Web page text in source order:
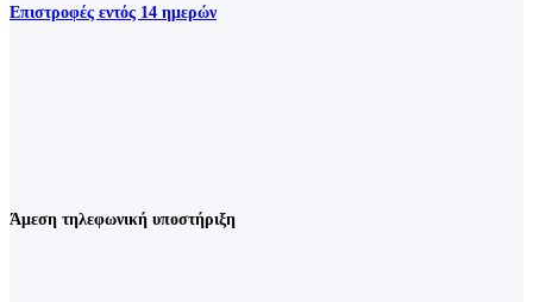
Επιστροφές εντός 14 ημερών
Άμεση τηλεφωνική υποστήριξη